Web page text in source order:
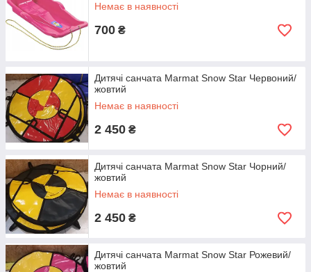
Немає в наявності
700 ₴
Дитячі санчата Marmat Snow Star Червоний/
жовтий
Немає в наявності
2 450 ₴
Дитячі санчата Marmat Snow Star Чорний/
жовтий
Немає в наявності
2 450 ₴
Дитячі санчата Marmat Snow Star Рожевий/
жовтий